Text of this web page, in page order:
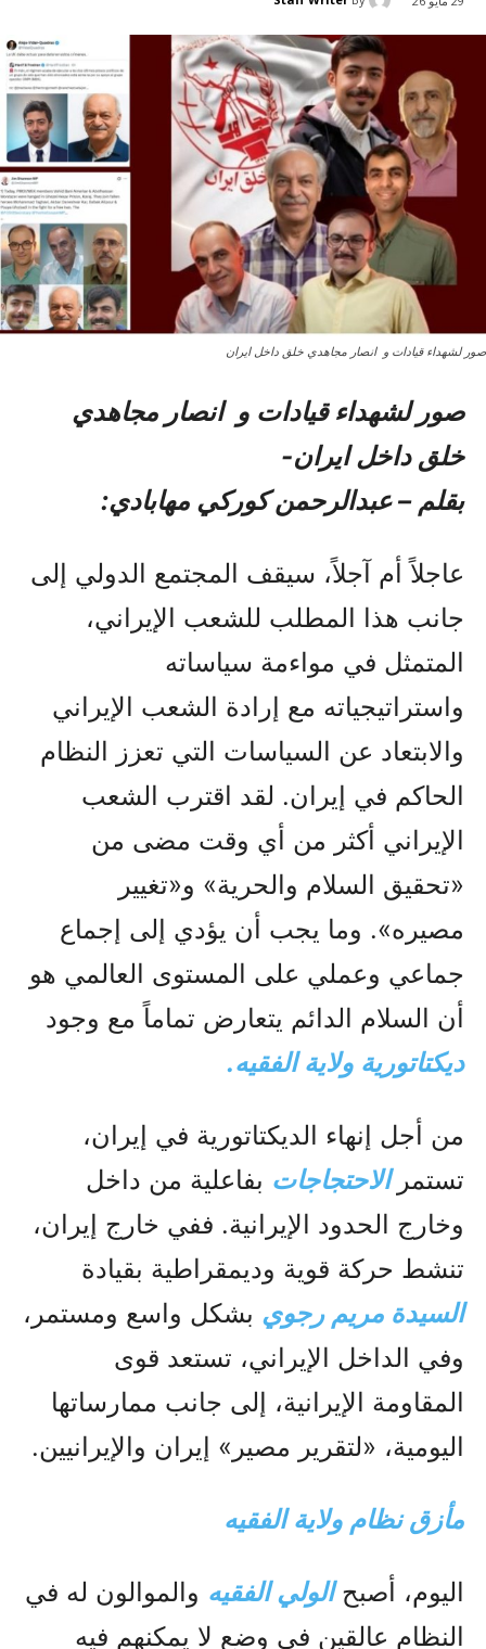
صور لشهداء قیادات و انصار مجاهدي خلق داخل ایران
صور لشهداء قیادات و انصار مجاهدي
خلق داخل ایران-
بقلم – عبدالرحمن كوركي مهابادي:
عاجلاً أم آجلاً، سيقف المجتمع الدولي إلى
جانب هذا المطلب للشعب الإيراني،
المتمثل في مواءمة سياساته
واستراتيجياته مع إرادة الشعب الإيراني
والابتعاد عن السياسات التي تعزز النظام
الحاکم في إيران. لقد اقترب الشعب
الإيراني أكثر من أي وقت مضى من
«تحقيق السلام والحرية» و«تغيير
مصيره». وما يجب أن يؤدي إلى إجماع
جماعي وعملي على المستوى العالمي هو
أن السلام الدائم يتعارض تماماً مع وجود
ديكتاتورية ولاية الفقيه.
من أجل إنهاء الديكتاتورية في إيران،
تستمر الاحتجاجات بفاعلية من داخل
وخارج الحدود الإيرانية. ففي خارج إيران،
تنشط حركة قوية وديمقراطية بقيادة
السيدة مريم رجوي بشكل واسع ومستمر،
وفي الداخل الإيراني، تستعد قوى
المقاومة الإيرانية، إلى جانب ممارساتها
اليومية، «لتقرير مصير» إيران والإيرانيين.
مأزق نظام ولاية الفقيه
اليوم، أصبحالولي الفقيه والموالون له في
النظام عالقين في وضع لا يمكنهم فيه